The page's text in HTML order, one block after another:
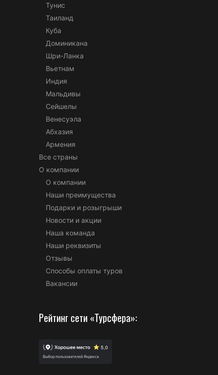
Тунис
Таиланд
Куба
Доминикана
Шри-Ланка
Вьетнам
Индия
Мальдивы
Сейшелы
Венесуэла
Абхазия
Армения
Все страны
О компании
О компании
Наши преимущества
Подарки и розыгрыши
Новости и акции
Наша команда
Наши реквизиты
Отзывы
Способы оплаты туров
Вакансии
Рейтинг сети «Турсфера»: